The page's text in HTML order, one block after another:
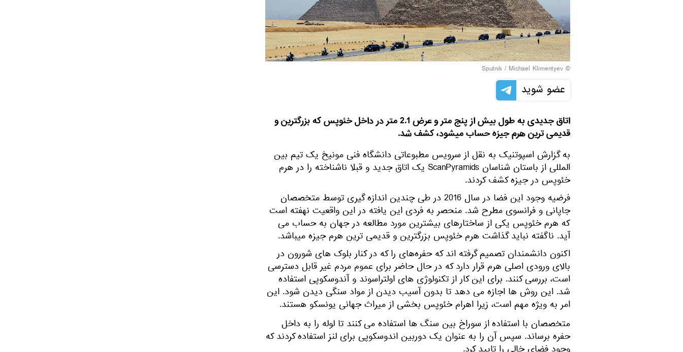
© Sputnik / Michael Klimentyev
عضو شوید
اتاق جدیدی به طول بیش از پنج متر و عرض 2.1 متر در داخل خئوپس که بزرگترین و
قدیمی ترین هرم جیزه حساب میشود، کشف شد.
به گزارش اسپوتنیک به نقل از سرویس مطبوعاتی دانشگاه فنی مونیخ یک تیم بین
المللی از باستان شناسان ScanPyramids یک اتاق جدید و قبلا ناشناخته را در هرم
خئوپس در جیزه کشف کردند.
فرضیه وجود این فضا در سال 2016 در طی چندین اندازه گیری توسط متخصصان
جاپانی و فرانسوی مطرح شد. منحصر به فردی این یافته در این واقعیت نهفته است
که هرم خئوپس یکی از ساختارهای بیشترین مورد مطالعه در جهان به حساب می
آید. ناگفته نباید گذاشت هرم خئوپس بزرگترین و قدیمی ترین هرم جیزه میباشد.
اکنون دانشمندان تصمیم گرفته اند که حفره‌های را که در کنار بلوک های شورون در
بالای ورودی اصلی هرم قرار دارد که در حال حاضر برای عموم مردم غیر قابل دسترسی
است، بررسی کنند. برای این کار از تکنولوژی های اولتراسوند و آندوسکوپی استفاده
شد. این روش ها اجازه می دهد تا بدون آسیب دیدن از مواد سنگی دیدن شود. این
امر به ویژه مهم است، زیرا اهرام خئوپس بخشی از میراث جهانی یونسکو هستند.
متخصصان با استفادهاز سوراخ بین سنگ ها استفاده می کنند تا لوله را به داخل
حفره برساند. سپس آن را به عنوان یک دوربین اندوسکوپی برای لنز استفاده کردند که